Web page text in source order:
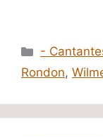
Categorías
-
Rondon,